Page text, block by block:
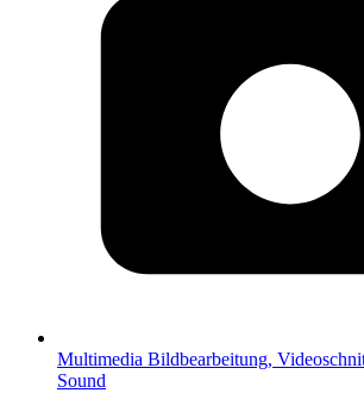
Multimedia Bildbearbeitung,
Sound